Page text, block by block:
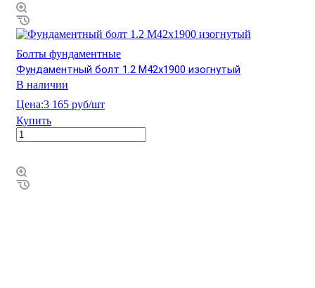
Болты фундаментные
Фундаментный болт 1.2 М42х1900 изогнутый
В наличии
Цена:3 165 руб/шт
Купить